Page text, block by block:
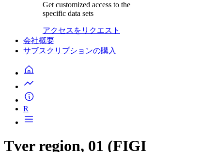
Get customized access to the
specific data sets
アクセスをリクエスト
会社概要
サブスクリプションの購入
R
Tver region, 01 (FIGI